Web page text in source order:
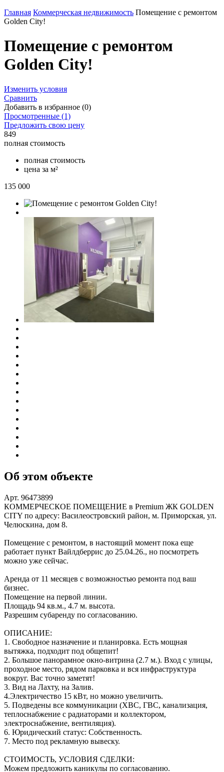
Главная Коммерческая недвижимость Помещение с ремонтом
Golden City!
Помещение с ремонтом
Golden City!
Изменить условия
Сравнить
Добавить в избранное (0)
Просмотренные (1)
Предложить свою цену
849
полная стоимость
полная стоимость
цена за м²
135 000
Об этом объекте
Арт. 96473899
КОММЕРЧЕСКОЕ ПОМЕЩЕНИЕ в Premium ЖК GOLDEN
CITY по адресу: Василеостровский район, м. Приморская, ул.
Челюскина, дом 8.
Помещение с ремонтом, в настоящий момент пока еще
работает пункт Вайлдберрис до 25.04.26., но посмотреть
можно уже сейчас.
Аренда от 11 месяцев с возможностью ремонта под ваш
бизнес.
Помещение на первой линии.
Площадь 94 кв.м., 4.7 м. высота.
Разрешим субаренду по согласованию.
️ОПИСАНИЕ:
1. Свободное назначение и планировка. Есть мощная
вытяжка, подходит под общепит!
2. Большое панорамное окно-витрина (2.7 м.). Вход с улицы,
проходное место, рядом парковка и вся инфраструктура
вокруг. Вас точно заметят!
3. Вид на Лахту, на Залив.
4.Электричество 15 кВт, но можно увеличить.
5. Подведены все коммуникации (ХВС, ГВС, канализация,
теплоснабжение с радиаторами и коллектором,
электроснабжение, вентиляция).
6. Юридический статус: Собственность.
7. Место под рекламную вывеску.
СТОИМОСТЬ, УСЛОВИЯ СДЕЛКИ:
Можем предложить каникулы по согласованию.